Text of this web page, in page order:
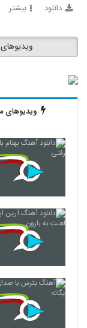
دانلود بیشتر
ویدیوهای